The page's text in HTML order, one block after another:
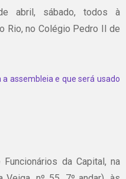
abril, sábado, todos à
Rio, no Colégio Pedro II de
assembleia e que será usado
da Capital, na